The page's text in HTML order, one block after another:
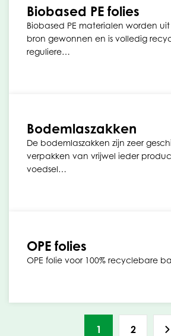
Biobased PE folies
Biobased PE materialen worden
bron gewonnen en is volledig
reguliere…
Bodemlaszakken
De bodemlaszakken zijn zeer
verpakken van vrijwel ieder
voedsel…
OPE folies
OPE folie voor 100% recyclebare
1 2